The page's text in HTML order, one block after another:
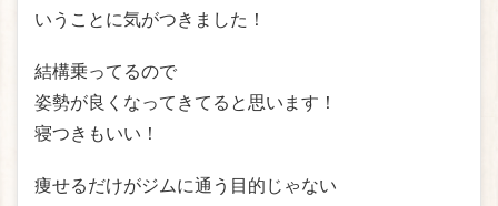
いうことに気がつきました！
結構乗ってるので
姿勢が良くなってきてると思います！
寝つきもいい！
痩せるだけがジムに通う目的じゃない